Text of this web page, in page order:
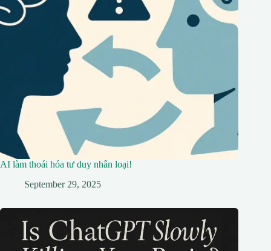
AI làm thoái hóa tư duy nhân loại!
September 29, 2025